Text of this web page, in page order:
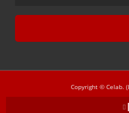
Copyright © Celab.